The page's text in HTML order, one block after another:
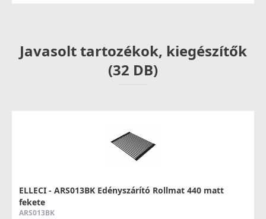
137 990 Ft
Részletek
Javasolt tartozékok, kiegészítők
(32 DB)
ELLECI - ARS013BK Edényszárító Rollmat 440 matt
fekete
ARS013BK